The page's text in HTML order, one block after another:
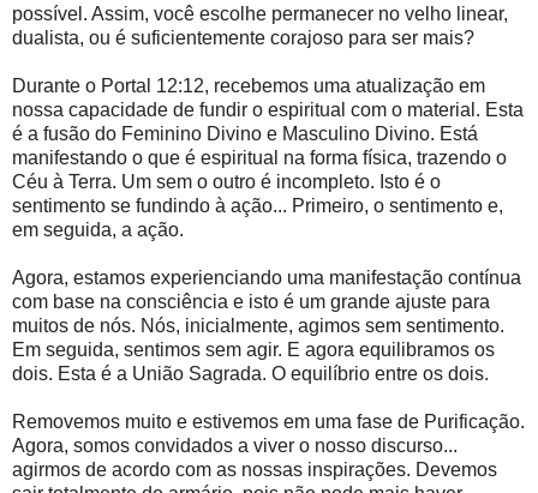
possível. Assim, você escolhe permanecer no velho linear,
dualista, ou é suficientemente corajoso para ser mais?
Durante o Portal 12:12, recebemos uma atualização em
nossa capacidade de fundir o espiritual com o material. Esta
é a fusão do Feminino Divino e Masculino Divino. Está
manifestando o que é espiritual na forma física, trazendo o
Céu à Terra. Um sem o outro é incompleto. Isto é o
sentimento se fundindo à ação... Primeiro, o sentimento e,
em seguida, a ação.
Agora, estamos experienciando uma manifestação contínua
com base na consciência e isto é um grande ajuste para
muitos de nós. Nós, inicialmente, agimos sem sentimento.
Em seguida, sentimos sem agir. E agora equilibramos os
dois. Esta é a União Sagrada. O equilíbrio entre os dois.
Removemos muito e estivemos em uma fase de Purificação.
Agora, somos convidados a viver o nosso discurso...
agirmos de acordo com as nossas inspirações. Devemos